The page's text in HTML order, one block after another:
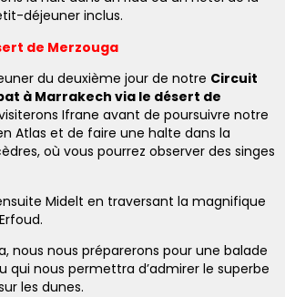
déjeuner inclus.
de Merzouga
du deuxième jour de notre Circuit
à Marrakech via le désert de
Ifrane avant de poursuivre notre
Atlas et de faire une halte dans la
où vous pourrez observer des singes
qui nous permettra d’admirer le superbe
les dunes.